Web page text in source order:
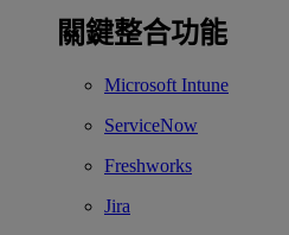
關鍵整合功能
Microsoft Intune
ServiceNow
Freshworks
Jira